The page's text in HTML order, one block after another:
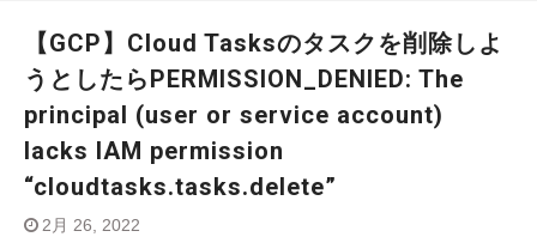
【GCP】Cloud Tasksのタスクを削除しよ
うとしたらPERMISSION_DENIED: The
principal (user or service account)
lacks IAM permission
“cloudtasks.tasks.delete”
2月 26, 2022